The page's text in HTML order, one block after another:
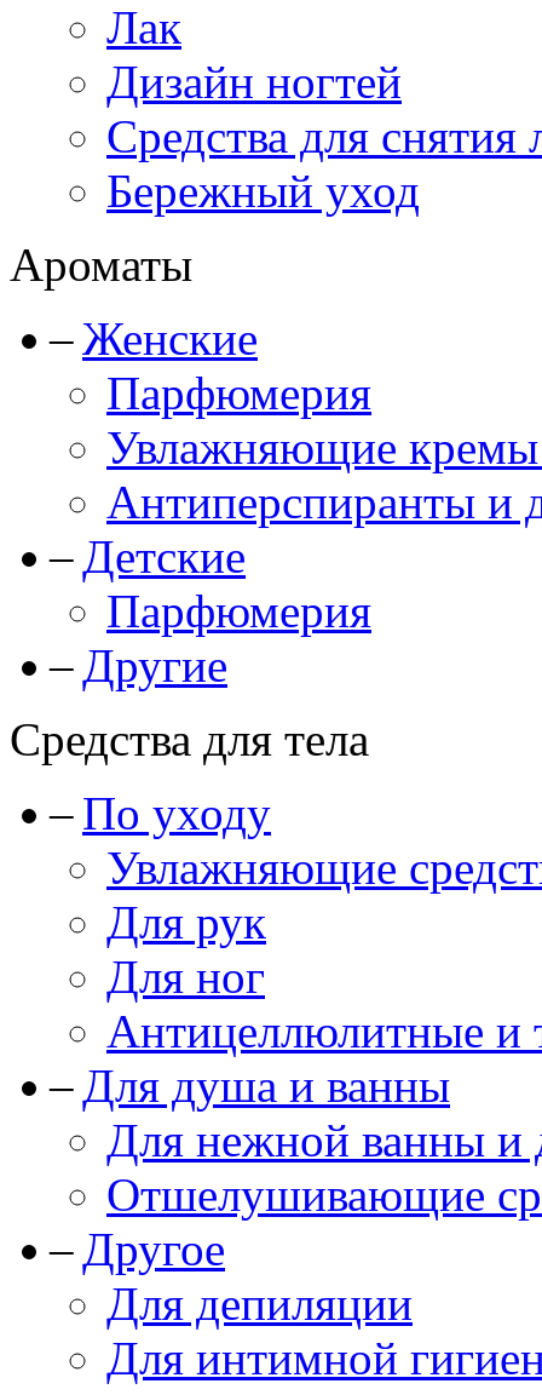
Лак
Дизайн ногтей
Средства для снятия
Бережный уход
Ароматы
Женские
Парфюмерия
Увлажняющие кремы
Антиперспиранты и
Детские
Парфюмерия
Другие
Средства для тела
По уходу
Увлажняющие
Для рук
Для ног
Антицеллюлитные и
Для душа и ванны
Для нежной ванны и
Отшелушивающие
Другое
Для депиляции
Для интимной